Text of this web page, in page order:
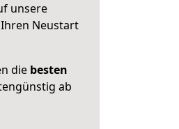
unsere
Neustart
die besten
ab